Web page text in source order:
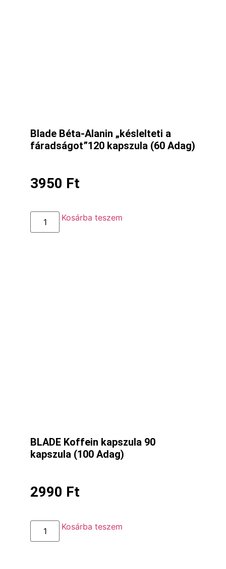
Blade Béta-Alanin „késlelteti a
fáradságot”120 kapszula (60 Adag)
3950 Ft
Kosárba teszem
BLADE Koffein kapszula 90
kapszula (100 Adag)
2990 Ft
Kosárba teszem